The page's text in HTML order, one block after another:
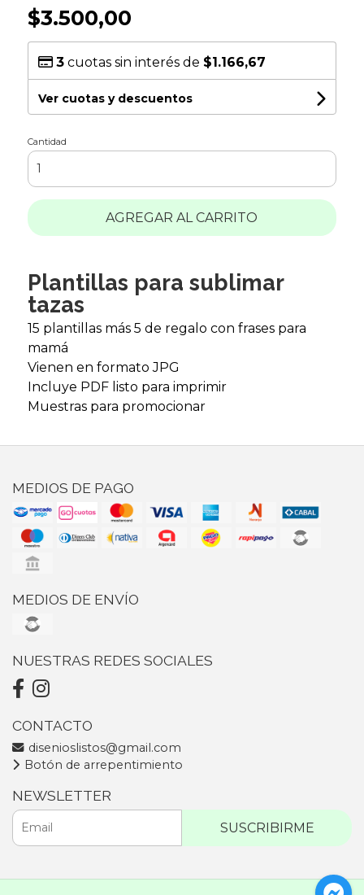
$3.500,00
3cuotas sin interés de $1.166,67
Ver cuotas y descuentos
Cantidad
AGREGAR AL CARRITO
Plantillas para sublimar
tazas
15 plantillas más 5 de regalo con frases para
mamá
Vienen en formato JPG
Incluye PDF listo para imprimir
Muestras para promocionar
MEDIOS DE PAGO
MEDIOS DE ENVÍO
NUESTRAS REDES SOCIALES
CONTACTO
disenioslistos@gmail.com
Botón de arrepentimiento
NEWSLETTER
SUSCRIBIRME